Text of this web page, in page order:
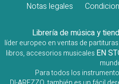
Notas legales
Librería de música y
líder europeo en ventas de
libros, accesorios musicales EN
Para todos los